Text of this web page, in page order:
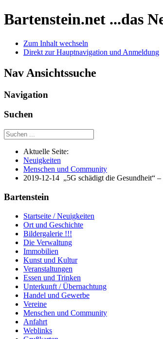
Bartenstein.net ...das
Zum Inhalt wechseln
Direkt zur Hauptnavigation und Anmeldung
Nav Ansichtssuche
Navigation
Suchen
Aktuelle Seite:
Neuigkeiten
Menschen und Community
2019-12-14 „5G schädigt die Gesundheit“
Bartenstein
Startseite / Neuigkeiten
Ort und Geschichte
Bildergalerie !!!
Die Verwaltung
Immobilien
Kunst und Kultur
Veranstaltungen
Essen und Trinken
Unterkunft / Übernachtung
Handel und Gewerbe
Vereine
Menschen und Community
Anfahrt
Weblinks